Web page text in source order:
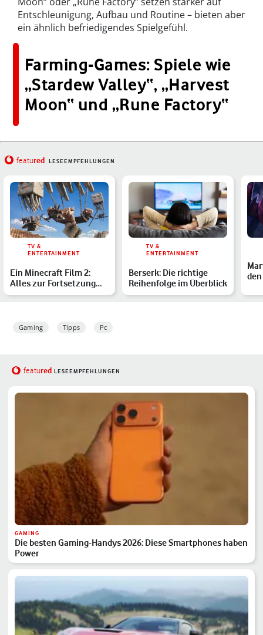
Entschleunigung, Aufbau und Routine – bieten aber
ein ähnlich befriedigendes Spielgefühl.
Farming-Games: Spiele wie
„Stardew Valley“, „Harvest
Moon“ und „Rune Factory“
featured LESEEMPFEHLUNGEN
TV &
ENTERTAINMENT
Ein Minecraft Film 2:
Alles zur Fortsetzung
der Videospiel-Verfil…
TV &
ENTERTAINMENT
Berserk: Die richtige
Reihenfolge im Überblick
Gaming Tipps Pc
featured LESEEMPFEHLUNGEN
GAMING
Die besten Gaming-Handys 2026: Diese Smartphones haben
Power